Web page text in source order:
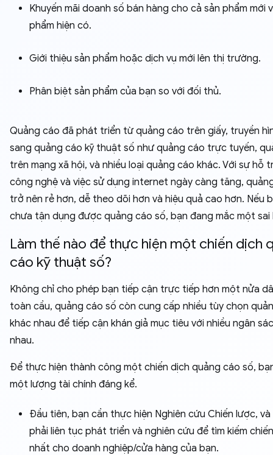
Khuyến mãi doanh số bán hàng cho cả sản phẩm mới
phẩm hiện có.
Giới thiệu sản phẩm hoặc dịch vụ mới lên thị trường.
Phân biệt sản phẩm của bạn so với đối thủ.
Quảng cáo đã phát triển từ quảng cáo trên giấy, truyền
sang quảng cáo kỹ thuật số như quảng cáo trực tuyến,
trên mạng xã hội, và nhiều loại quảng cáo khác. Với sự hỗ
công nghệ và việc sử dụng internet ngày càng tăng,
trở nên rẻ hơn, dễ theo dõi hơn và hiệu quả cao hơn. Nếu
chưa tận dụng được quảng cáo số, bạn đang mắc một sai
Làm thế nào để thực hiện một chiến dịch
cáo kỹ thuật số?
Không chỉ cho phép bạn tiếp cận trực tiếp hơn một nửa
toàn cầu, quảng cáo số còn cung cấp nhiều tùy chọn
khác nhau để tiếp cận khán giả mục tiêu với nhiều ngân
nhau.
Để thực hiện thành công một chiến dịch quảng cáo số,
một lượng tài chính đáng kể.
Đầu tiên, bạn cần thực hiện Nghiên cứu Chiến lược, và
phải liên tục phát triển và nghiên cứu để tìm kiếm
nhất cho doanh nghiệp/cửa hàng của bạn.